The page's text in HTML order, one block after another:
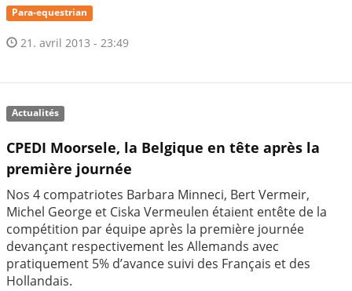
Para-equestrian
21. avril 2013 - 23:49
Actualités
CPEDI Moorsele, la Belgique en tête après la
première journée
Nos 4 compatriotes Barbara Minneci, Bert Vermeir,
Michel George et Ciska Vermeulen étaient entête de la
compétition par équipe après la première journée
devançant respectivement les Allemands avec
pratiquement 5% d’avance suivi des Français et des
Hollandais.